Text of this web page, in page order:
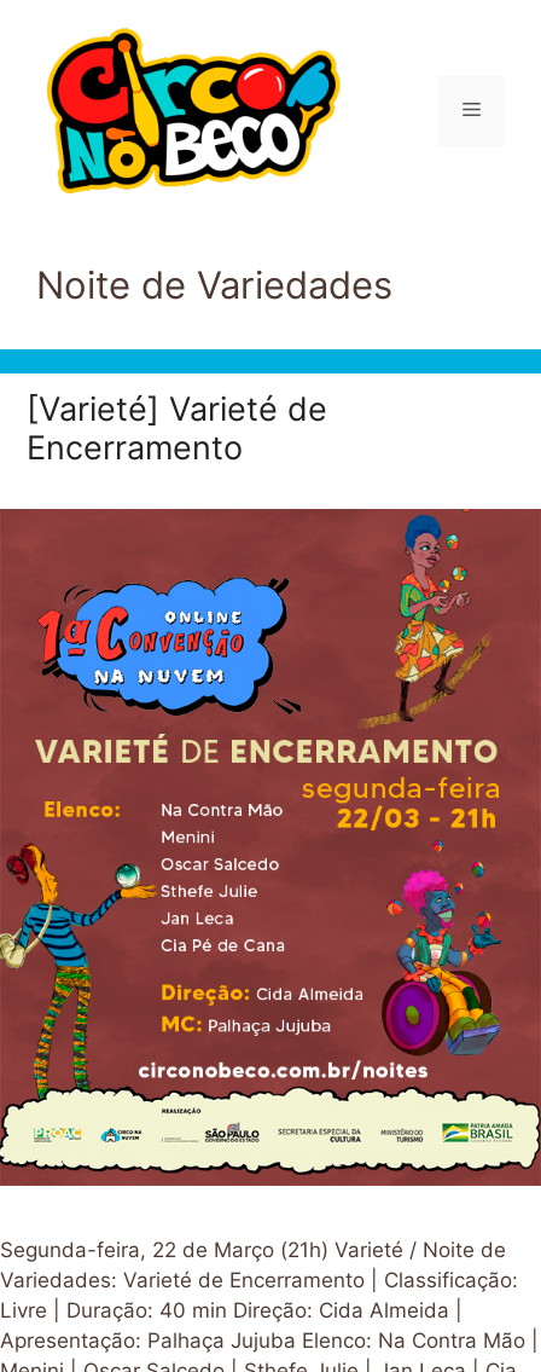
conteúdo
Menu
Noite de Variedades
[Varieté] Varieté de
Encerramento
Segunda-feira, 22 de Março (21h) Varieté / Noite de
Variedades: Varieté de Encerramento | Classificação:
Livre | Duração: 40 min Direção: Cida Almeida |
Apresentação: Palhaça Jujuba Elenco: Na Contra Mão |